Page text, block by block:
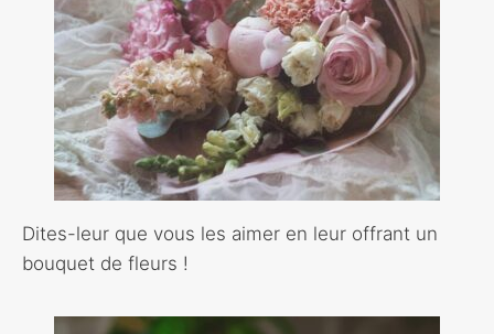
Dites-leur que vous les aimer en leur offrant un
bouquet de fleurs !